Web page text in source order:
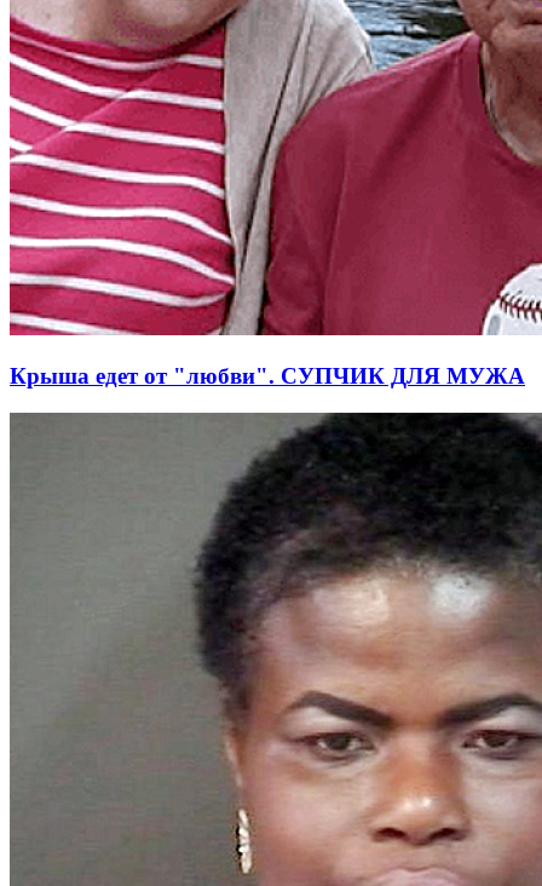
Крыша едет от "любви". СУПЧИК ДЛЯ МУЖА